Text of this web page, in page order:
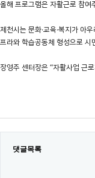
올해 프로그램은 자활근로 참여
제천시는 문화∙교육∙복지가 아우
프라와 학습공동체 형성으로 시
장영주 센터장은 “자활사업 근
댓글목록